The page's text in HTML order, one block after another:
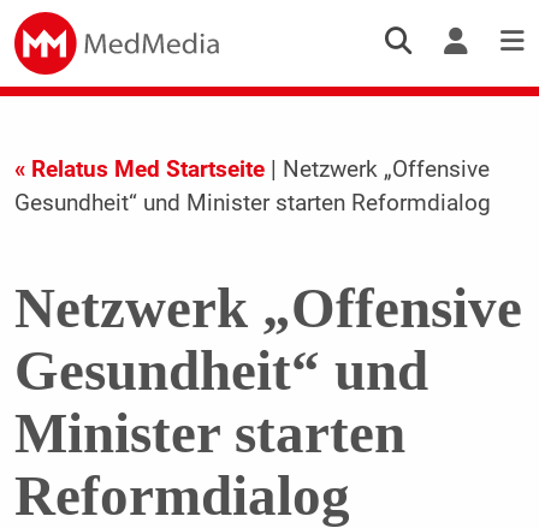
« Relatus Med Startseite| Netzwerk „Offensive
Gesundheit“ und Minister starten Reformdialog
Netzwerk „Offensive
Gesundheit“ und
Minister starten
Reformdialog